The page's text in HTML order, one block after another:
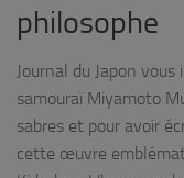
philosophe
Journal du Japon
samouraï Miyamoto
sabres et pour avoir
cette œuvre